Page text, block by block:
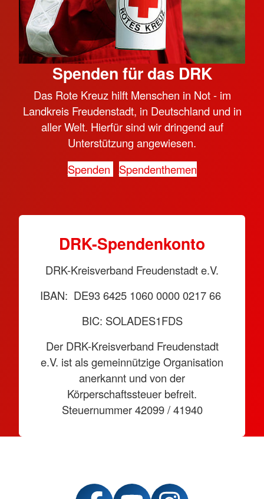
Spenden für das DRK
Das Rote Kreuz hilft Menschen in Not - im
Landkreis Freudenstadt, in Deutschland und in
aller Welt. Hierfür sind wir dringend auf
Unterstützung angewiesen.
Spenden
Spendenthemen
DRK-Spendenkonto
DRK-Kreisverband Freudenstadt e.V.
IBAN: DE93 6425 1060 0000 0217 66
BIC: SOLADES1FDS
Der DRK-Kreisverband Freudenstadt
e.V. ist als gemeinnützige Organisation
anerkannt und von der
Körperschaftssteuer befreit.
Steuernummer 42099 / 41940